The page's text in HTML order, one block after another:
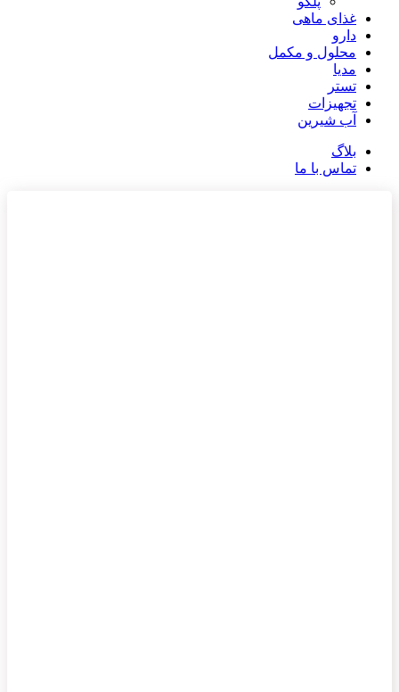
غذای ماهی
دارو
محلول و مکمل
مدیا
تستر
تجهیزات
آب شیرین
بلاگ
تماس با ما